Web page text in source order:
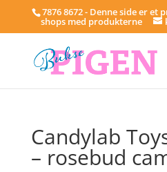
7876 8672 - Denne side er
shops med produkterne
Candylab
– rosebud